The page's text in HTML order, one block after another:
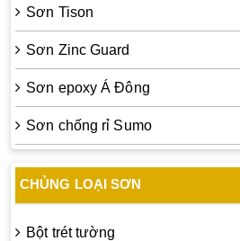
Sơn Tison
Sơn Zinc Guard
Sơn epoxy Á Đông
Sơn chống rỉ Sumo
CHỦNG LOẠI SƠN
Bột trét tường